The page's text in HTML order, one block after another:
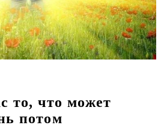
то, что может
потом